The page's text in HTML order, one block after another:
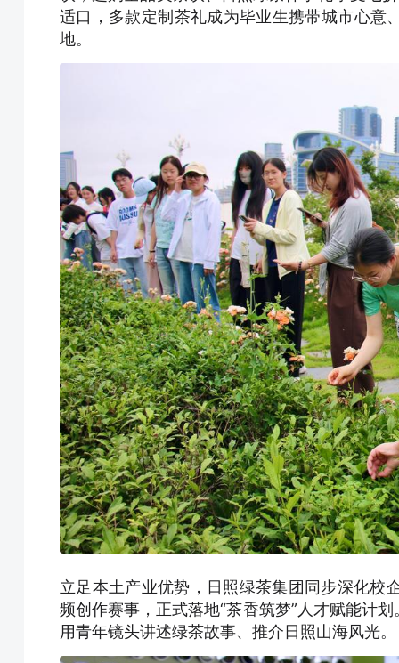
适口，多款定制茶礼成为毕业生携带城市心意
地。
立足本土产业优势，日照绿茶集团同步深化校
频创作赛事，正式落地“茶香筑梦”人才赋能计
用青年镜头讲述绿茶故事、推介日照山海风光。